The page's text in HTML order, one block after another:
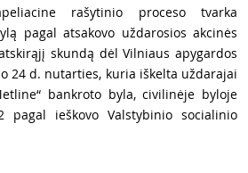
rašytinio proceso tvarka
pagal atsakovo uždarosios akcinės
skundą dėl Vilniaus apygardos
24 d. nutarties, kuria iškelta uždarajai
bankroto byla, civilinėje byloje
pagal ieškovo Valstybinio socialinio